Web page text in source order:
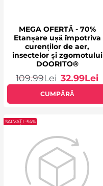
MEGA OFERTĂ - 70%
Etanșare ușă împotriva
curenților de aer,
insectelor și zgomotului
DOORITO®
109.99Lei 32.99Lei
CUMPĂRĂ
SALVAȚI -54%